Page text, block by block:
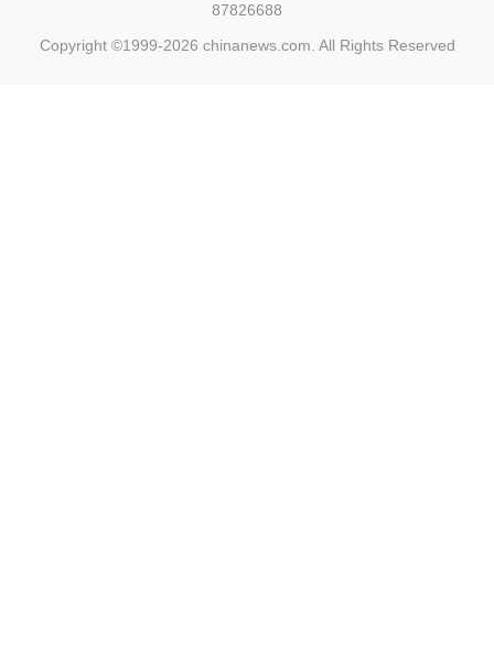
87826688
Copyright ©1999-2026 chinanews.com. All Rights Reserved